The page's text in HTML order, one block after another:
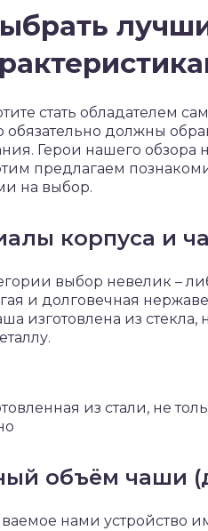
стать обладателем
обязательно должны
Герои нашего
предлагаем
на выбор.
корпуса и
выбор невелик –
и долговечная
изготовлена из
из стали, не
объём чаши
нами устройство